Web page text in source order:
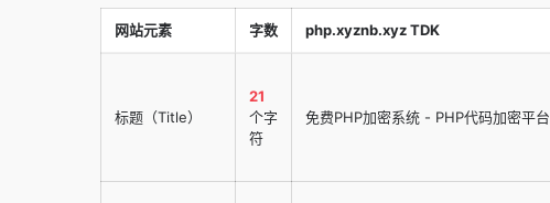
网站元素 字数 php.xyznb.xyz TDK
标题（Title）
21
个字
符
免费PHP加密系统 - PHP代码加密平台